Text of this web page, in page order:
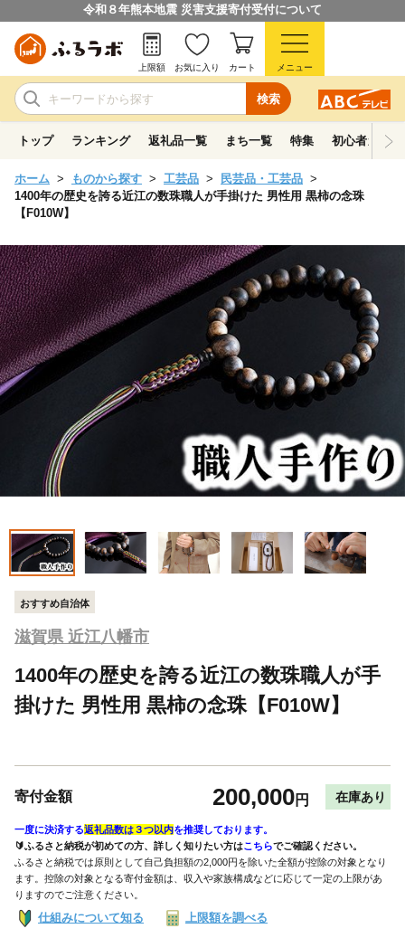
令和８年熊本地震 災害支援寄付受付について
検索
上限額 お気に入り カート メニュー
トップ ランキング 返礼品一覧 まち一覧 特集 初心者ガイド
ホーム ものから探す 工芸品
民芸品・工芸品
1400年の歴史を誇る近江の数珠職人が手掛けた 男性用 黒柿の念珠
【F010W】
おすすめ自治体
滋賀県 近江八幡市
1400年の歴史を誇る近江の数珠職人が手
掛けた 男性用 黒柿の念珠【F010W】
寄付金額 200,000円 在庫あり
一度に決済する返礼品数は３つ以内を推奨しております。
🔰ふるさと納税が初めての方、詳しく知りたい方はこちらでご確認ください。
ふるさと納税では原則として自己負担額の2,000円を除いた全額が控除の対象となり
ます。控除の対象となる寄付金額は、収入や家族構成などに応じて一定の上限があ
りますのでご注意ください。
仕組みについて知る 上限額を調べる